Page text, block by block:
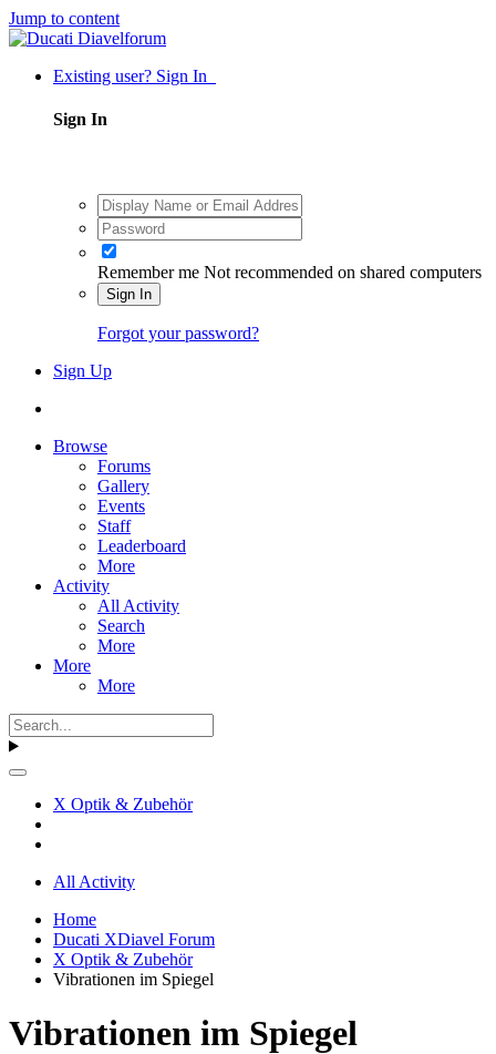
Jump to content
Existing user? Sign In
Sign In
Remember me Not recommended on shared computers
Sign In
Forgot your password?
Sign Up
Browse
Forums
Gallery
Events
Staff
Leaderboard
More
Activity
All Activity
Search
More
More
More
X Optik & Zubehör
All Activity
Home
Ducati XDiavel Forum
X Optik & Zubehör
Vibrationen im Spiegel
Vibrationen im Spiegel